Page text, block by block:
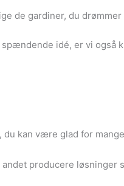
de gardiner, du drømmer
idé, er vi også
kan være glad for
producere løsninger